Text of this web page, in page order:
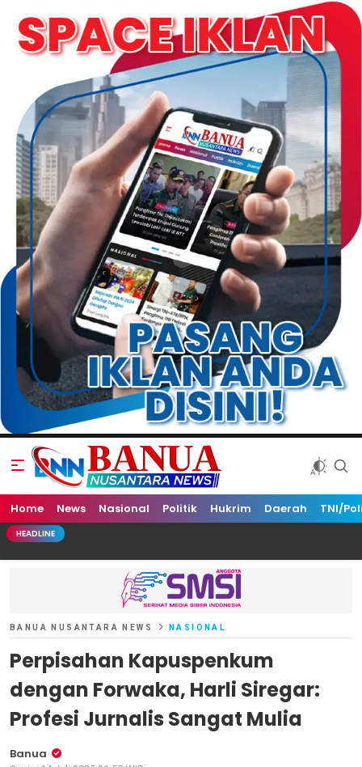
Banua Nusantara News
Home News Nasional Politik Hukrim Daerah TNI/
HEADLINE
BANUA NUSANTARA NEWS NASIONAL
Perpisahan Kapuspenkum
dengan Forwaka, Harli Siregar:
Profesi Jurnalis Sangat Mulia
Banua